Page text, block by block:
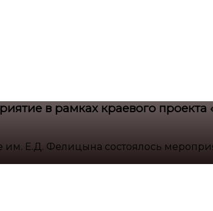
в рамках краевого
им. Е.Д. Фелицына состоялось